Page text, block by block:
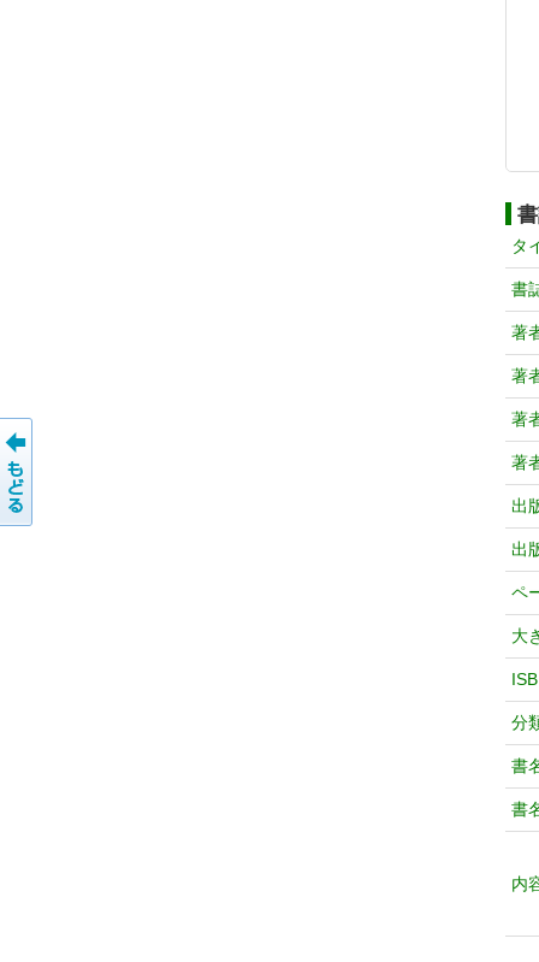
タ
書
著
著
著
著
出
出
ペ
大
分
書
書
内